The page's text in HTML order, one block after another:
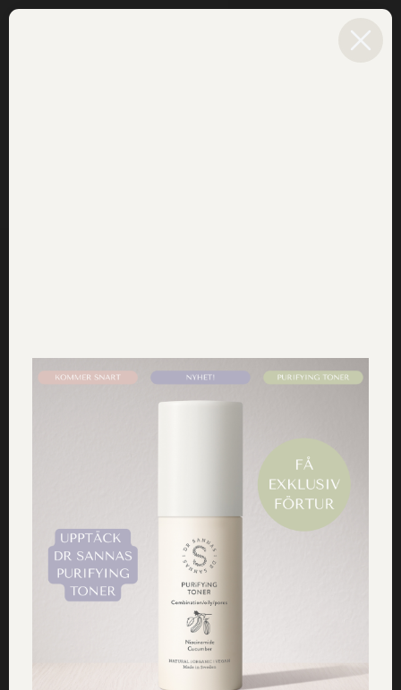
MENY
Linköping
Tanneforsgatan 1, 582 24 Linköping
Svedengatan 1, 581 28 Linköping
Hälsokosten Linköping
Sankt Larsgatan 31, 582 24 Linköping